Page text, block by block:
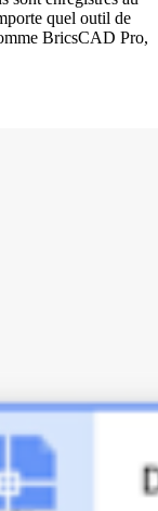
quel outil de
BricsCAD Pro,